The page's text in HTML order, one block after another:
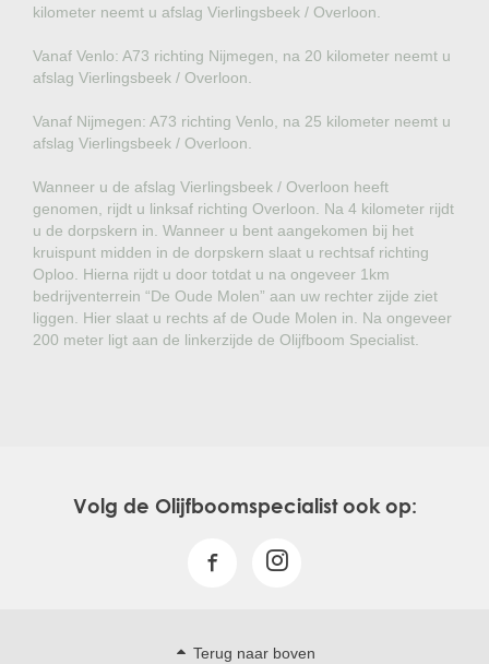
kilometer neemt u afslag Vierlingsbeek / Overloon.
Vanaf Venlo: A73 richting Nijmegen, na 20 kilometer neemt u
afslag Vierlingsbeek / Overloon.
Vanaf Nijmegen: A73 richting Venlo, na 25 kilometer neemt u
afslag Vierlingsbeek / Overloon.
Wanneer u de afslag Vierlingsbeek / Overloon heeft
genomen, rijdt u linksaf richting Overloon. Na 4 kilometer rijdt
u de dorpskern in. Wanneer u bent aangekomen bij het
kruispunt midden in de dorpskern slaat u rechtsaf richting
Oploo. Hierna rijdt u door totdat u na ongeveer 1km
bedrijventerrein “De Oude Molen” aan uw rechter zijde ziet
liggen. Hier slaat u rechts af de Oude Molen in. Na ongeveer
200 meter ligt aan de linkerzijde de Olijfboom Specialist.
Volg de Olijfboomspecialist ook op:
Terug naar boven